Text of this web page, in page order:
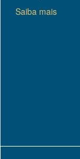
Saiba mais